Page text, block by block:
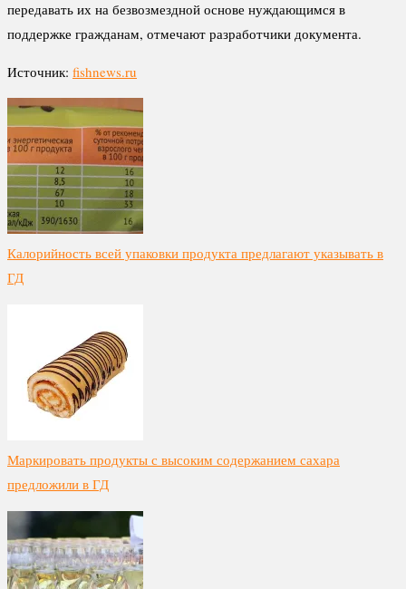
передавать их на безвозмездной основе нуждающимся в
поддержке гражданам, отмечают разработчики документа.
Источник: fishnews.ru
Калорийность всей упаковки продукта предлагают указывать в
ГД
Маркировать продукты с высоким содержанием сахара
предложили в ГД